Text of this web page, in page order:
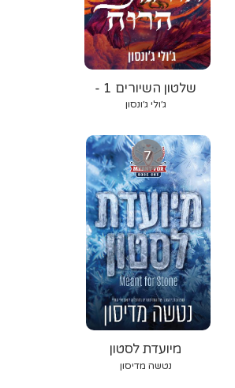
שלטון השיורים 1 -
אורגת הרוח
ג׳ולי ג׳ונסון
7
מיועדת לסטון
נטשה מדיסון